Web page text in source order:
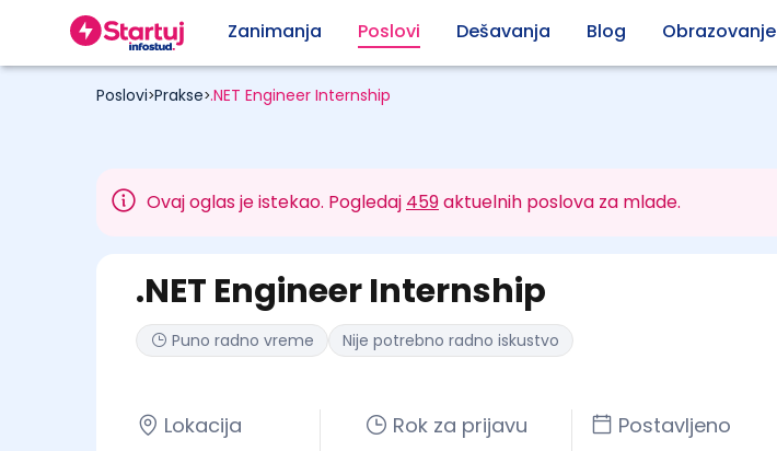
Zanimanja Poslovi Dešavanja Blog Obrazovanje
Poslovi>Prakse>.NET Engineer Internship
Ovaj oglas je istekao. Pogledaj 459aktuelnih poslova za mlade.
.NET Engineer Internship
Lokacija
Rok za prijavu
Postavljeno
Puno radno vreme Nije potrebno radno iskustvo